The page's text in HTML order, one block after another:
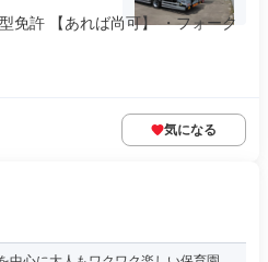
免許 【あれば尚可】 ・フォーク
気になる